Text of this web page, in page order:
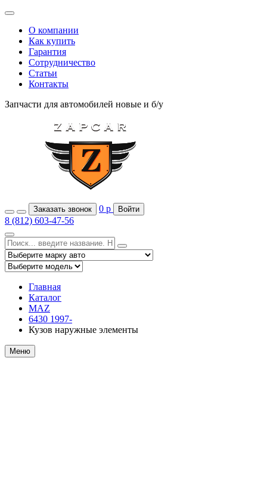
О компании
Как купить
Гарантия
Сотрудничество
Статьи
Контакты
Запчасти для автомобилей новые и б/у
Заказать звонок 0 р Войти
8 (812) 603-47-56
Главная
Каталог
MAZ
6430 1997-
Кузов наружные элементы
Меню